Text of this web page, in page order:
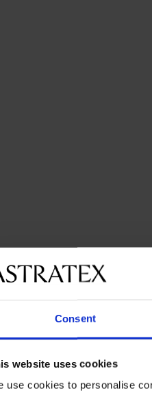
Consent
website uses cookies
use cookies to personalise